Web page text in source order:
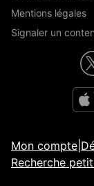
Mentions légales
Signaler un
Mon compte
Recherche